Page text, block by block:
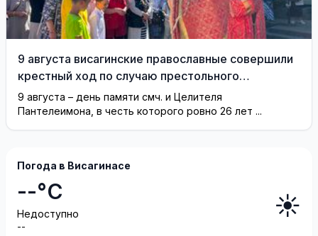
9 августа висагинские православные совершили
крестный ход по случаю престольного
праздника (фотогалерея)
9 августа – день памяти смч. и Целителя
Пантелеимона, в честь которого ровно 26 лет ...
Погода в Висагинасе
--°C
Недоступно
--
☀️